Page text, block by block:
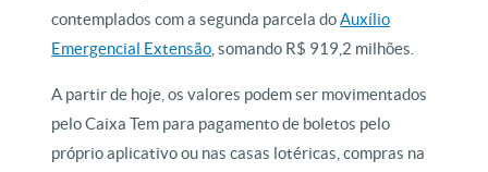
contemplados com a segunda parcela doAuxílio
Emergencial Extensão , somando R$ 919,2 milhões.
A partir de hoje, os valores podem ser movimentados
pelo Caixa Tem para pagamento de boletos pelo
próprio aplicativo ou nas casas lotéricas, compras na